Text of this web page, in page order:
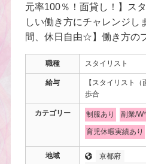
元率100％！面貸し！】ス
しい働き方にチャレンジし
間、休日自由☆】働き方の
職種 スタイリスト
給与
【スタイリスト（
歩合
カテゴリー 制服あり 副業/W
育児休暇実績あり
地域
京都府